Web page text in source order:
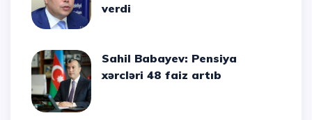
verdi
Sahil Babayev: Pensiya
xərcləri 48 faiz artıb